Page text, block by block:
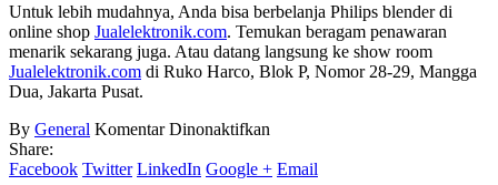
Untuk lebih mudahnya, Anda bisa berbelanja Philips blender di
online shop Jualelektronik.com. Temukan beragam penawaran
menarik sekarang juga. Atau datang langsung ke show room
Jualelektronik.com di Ruko Harco, Blok P, Nomor 28-29, Mangga
Dua, Jakarta Pusat.
By General Komentar Dinonaktifkan
Blender
Share:
Facebook Twitter LinkedIn Google + Email